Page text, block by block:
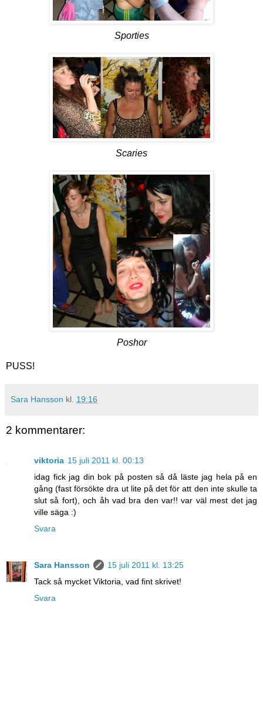
Sporties
Scaries
Poshor
PUSS!
Sara Hansson kl. 19:16
2 kommentarer:
viktoria 15 juli 2011 kl. 00:13
idag fick jag din bok på posten så då läste jag hela på en
gång (fast försökte dra ut lite på det för att den inte skulle ta
slut så fort), och åh vad bra den var!! var väl mest det jag
ville säga :)
Svara
Sara Hansson
15 juli 2011 kl. 13:25
Tack så mycket Viktoria, vad fint skrivet!
Svara